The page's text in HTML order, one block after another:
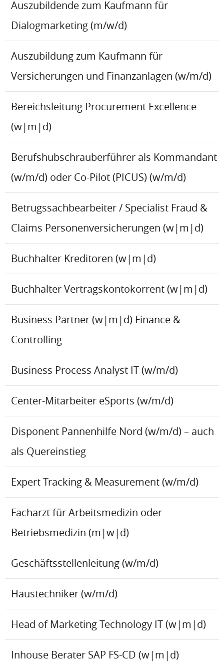
Auszubildende zum Kaufmann für
Dialogmarketing (m/w/d)
Auszubildung zum Kaufmann für
Versicherungen und Finanzanlagen (w/m/d)
Bereichsleitung Procurement Excellence
(w|m|d)
Berufshubschrauberführer als Kommandant
(w/m/d) oder Co-Pilot (PICUS) (w/m/d)
Betrugssachbearbeiter / Specialist Fraud &
Claims Personenversicherungen (w|m|d)
Buchhalter Kreditoren (w|m|d)
Buchhalter Vertragskontokorrent (w|m|d)
Business Partner (w|m|d) Finance &
Controlling
Business Process Analyst IT (w/m/d)
Center-Mitarbeiter eSports (w/m/d)
Disponent Pannenhilfe Nord (w/m/d) – auch
als Quereinstieg
Expert Tracking & Measurement (w/m/d)
Facharzt für Arbeitsmedizin oder
Betriebsmedizin (m|w|d)
Geschäftsstellenleitung (w/m/d)
Haustechniker (w/m/d)
Head of Marketing Technology IT (w|m|d)
Inhouse Berater SAP FS-CD (w|m|d)